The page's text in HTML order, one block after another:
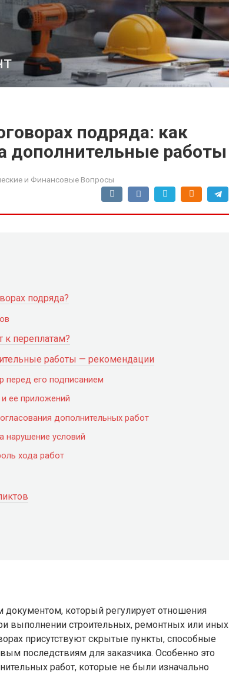
подряда: как
дополнительные работы
и Финансовые Вопросы
подряда?
переплатам?
работы — рекомендации
перед его подписанием
ее приложений
дополнительных работ
нарушение условий
хода работ
который регулирует отношения
выполнении строительных, ремонтных или иных
присутствуют скрытые пункты, способные
последствиям для заказчика. Особенно это
работ, которые не были изначально